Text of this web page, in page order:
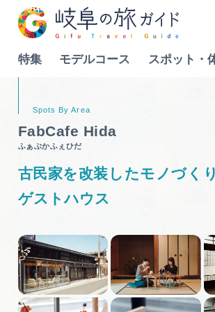
特集 モデルコース スポット・
モデルコース
スポット・体験
イベント
グルメ
Language
FabCafe Hida
ふぁぶかふぇひだ
古民家を改装したモノづく
ゲストハウス